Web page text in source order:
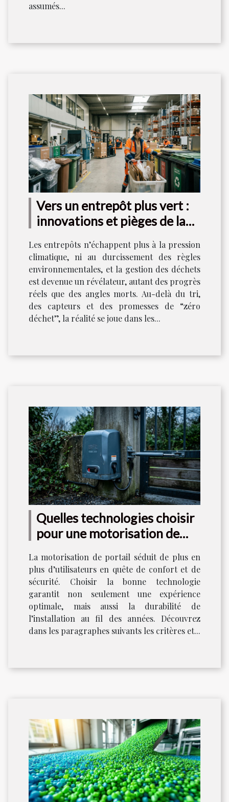
assumés...
Vers un entrepôt plus vert :
innovations et pièges de la
Les entrepôts n’échappent plus à la pression
climatique, ni au durcissement des règles
environnementales, et la gestion des déchets
est devenue un révélateur, autant des progrès
réels que des angles morts. Au-delà du tri,
des capteurs et des promesses de “zéro
déchet”, la réalité se joue dans les...
Quelles technologies choisir
pour une motorisation de
La motorisation de portail séduit de plus en
plus d’utilisateurs en quête de confort et de
sécurité. Choisir la bonne technologie
garantit non seulement une expérience
optimale, mais aussi la durabilité de
l’installation au fil des années. Découvrez
dans les paragraphes suivants les critères et...